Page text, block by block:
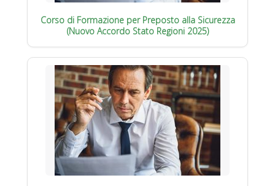
Corso di Formazione per Preposto alla Sicurezza
(Nuovo Accordo Stato Regioni 2025)